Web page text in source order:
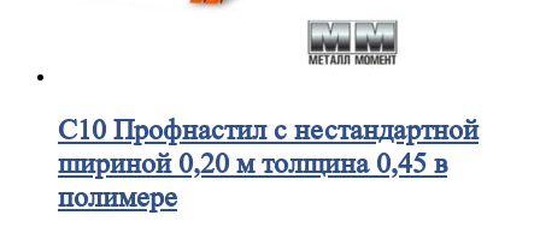
С10Профнастил с нестандартной
шириной 0,20 м толщина 0,45 в
полимере